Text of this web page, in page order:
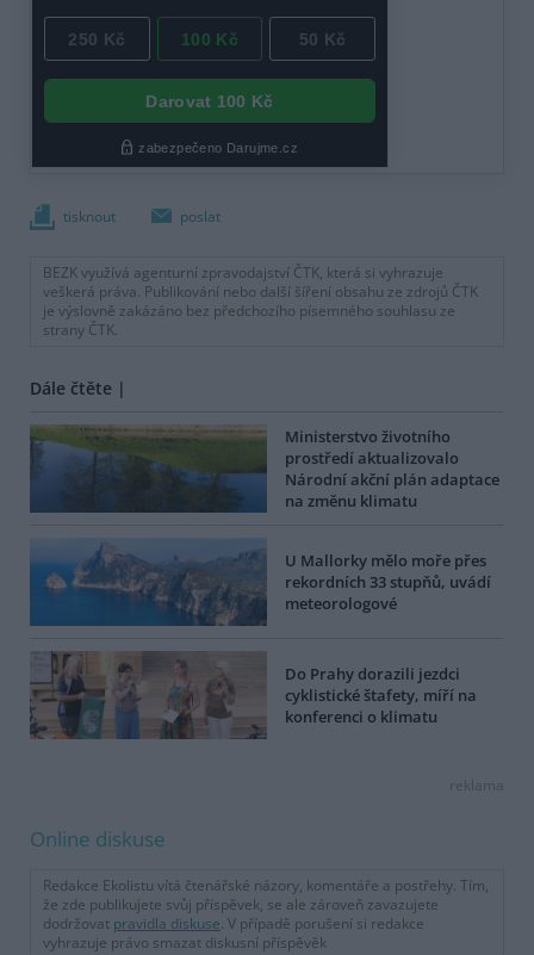
tisknout poslat
BEZK využívá agenturní zpravodajství ČTK, která si vyhrazuje
veškerá práva. Publikování nebo další šíření obsahu ze zdrojů ČTK
je výslovně zakázáno bez předchozího písemného souhlasu ze
strany ČTK.
Dále čtěte |
Ministerstvo životního
prostředí aktualizovalo
Národní akční plán adaptace
na změnu klimatu
U Mallorky mělo moře přes
rekordních 33 stupňů, uvádí
meteorologové
Do Prahy dorazili jezdci
cyklistické štafety, míří na
konferenci o klimatu
reklama
Online diskuse
Redakce Ekolistu vítá čtenářské názory, komentáře a postřehy. Tím,
že zde publikujete svůj příspěvek, se ale zároveň zavazujete
dodržovat pravidla diskuse. V případě porušení si redakce
vyhrazuje právo smazat diskusní příspěvěk